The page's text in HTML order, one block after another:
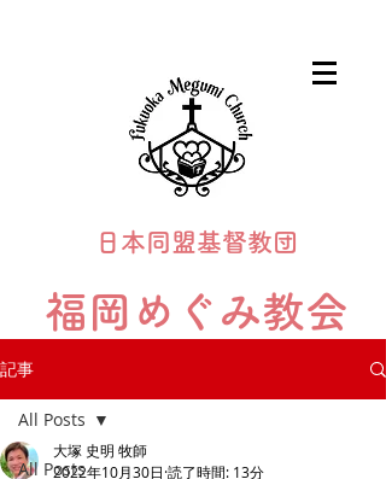
日本同盟基督教団
福岡めぐみ教会
記事
All Posts
All Posts
大塚 史明 牧師
2022年10月30日 読了時間: 13分